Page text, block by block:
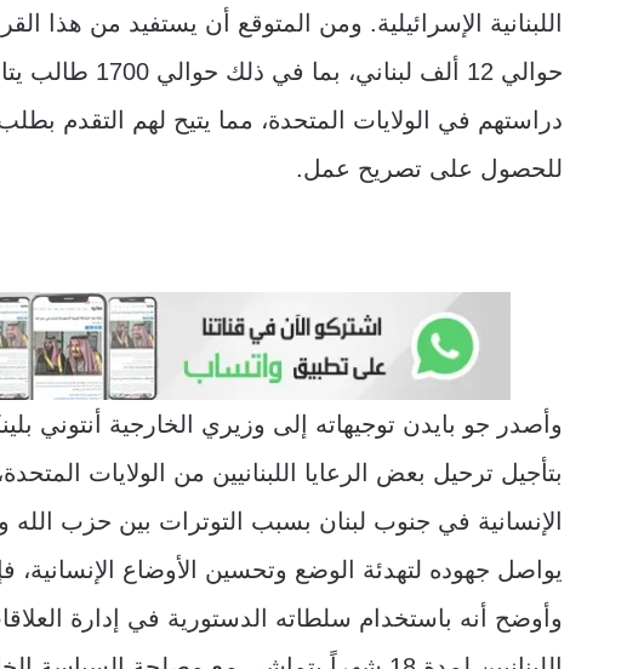
اللبنانية الإسرائيلية. ومن المتوقع أن يستفيد من هذا
حوالي 12 ألف لبناني، بما في ذلك
دراستهم في الولايات المتحدة، مما يتيح لهم التقدم
للحصول على تصريح عمل.
وأصدر جو بايدن توجيهاته إلى وزيري الخارجية أنتوني
بتأجيل ترحيل بعض الرعايا اللبنانيين من الولايات
الإنسانية في جنوب لبنان بسبب التوترات بين حزب الله
يواصل جهوده لتهدئة الوضع وتحسين الأوضاع
وأوضح أنه باستخدام سلطاته الدستورية في إدارة